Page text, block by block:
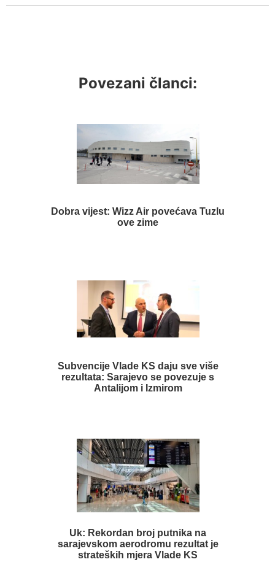
Povezani članci:
Dobra vijest: Wizz Air povećava Tuzlu
ove zime
Subvencije Vlade KS daju sve više
rezultata: Sarajevo se povezuje s
Antalijom i Izmirom
Uk: Rekordan broj putnika na
sarajevskom aerodromu rezultat je
strateških mjera Vlade KS